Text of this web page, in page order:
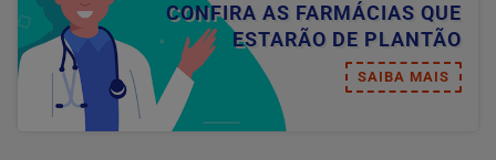
CONFIRA AS FARMÁCIAS QUE
ESTARÃO DE PLANTÃO
SAIBA MAIS